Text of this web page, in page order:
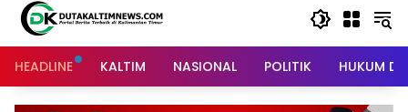
HEADLINE KALTIM NASIONAL POLITIK HUKUM